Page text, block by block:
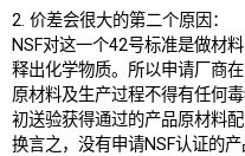
2. 价差会很大的第二个原因：
NSF对这一个42号标准是做材
释出化学物质。所以申请厂商
原材料及生产过程不得有任何
初送验获得通过的产品原材料
换言之，没有申请NSF认证的